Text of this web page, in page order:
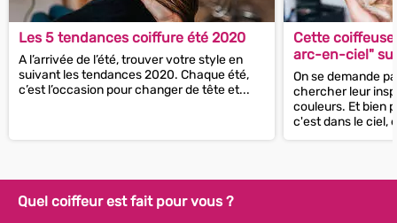
Les 5 tendances coiffure été 2020
A l’arrivée de l’été, trouver votre style en
suivant les tendances 2020. Chaque été,
c’est l’occasion pour changer de tête et...
Cette
arc-en-ciel"
sublime !
On se demande
chercher leur
couleurs. Et bien
c'est dans le ciel,
Quel coiffeur est fait pour vous ?